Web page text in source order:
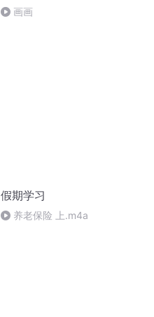
画画
假期学习
养老保险 上.m4a